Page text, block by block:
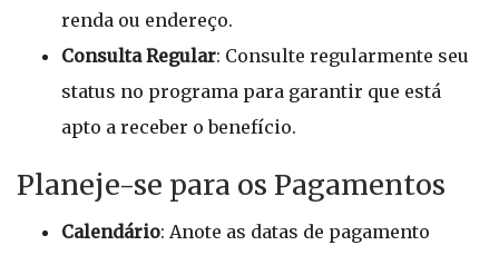
renda ou endereço.
Consulta Regular: Consulte regularmente seu
status no programa para garantir que está
apto a receber o benefício.
Planeje-se para os Pagamentos
Calendário: Anote as datas de pagamento